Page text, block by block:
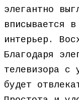
элегантно
вписывается
интерьер.
Благодаря
телевизора с
будет